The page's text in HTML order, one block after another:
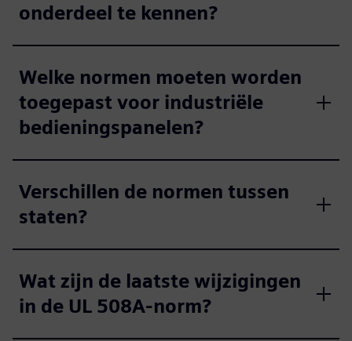
onderdeel te kennen?
Welke normen moeten worden
toegepast voor industriële
bedieningspanelen?
Verschillen de normen tussen
staten?
Wat zijn de laatste wijzigingen
in de UL 508A-norm?